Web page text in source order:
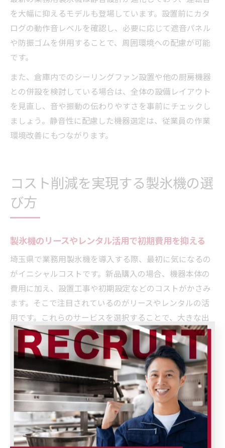
を大幅に抑えるモデルも登場しています。設置前にカタ
ログの動作音レベルを確認し、必要に応じて遮音パネル
や防振ゴムを併用することで、周囲環境への配慮が可能
です。
また、倉庫内でのシーリングファン設置や他の厨房機器
との併設を検討している場合は、全体の設備レイアウト
を見直し、音や振動の伝わりやすさを事前にチェックし
ましょう。静音性に配慮した機器選定は、従業員の作業
環境改善にもつながります。
コスト削減を実現する製氷機の選
び方
製氷機のリースやレンタル活用で初期費用を抑える
埼玉県で業務用製氷機を導入する際、最初に気になるの
がイニシャルコストです。新品購入の場合、機器本体の
費用に加え、設置工事や初期設定などのコストがかさみ
ます。そこで注目されているのがリースやレンタルの活
用です。これらのサービスを選択することで、大きな出
費を抑えながら最新機種を導入できるメリットがありま
す。
リース契約では、契約期間中の分割払いとなるため、資
金繰りの安定化にもつながります。レンタルの場合、短
期間の利用や繁忙期の一時的な増設にも柔軟に対応でき
る点が魅力です。例えば、飲食店の新規開業時やイベン
ト期間中だけ必要な場合にも適しています。
ただし、リースやレンタルには契約期間や解約条件、メ